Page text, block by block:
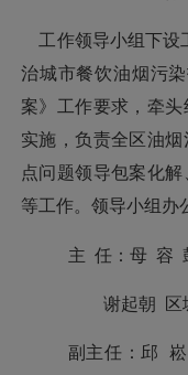
工作领导小组下设
治城市餐饮油烟污
案》工作要求，牵
实施，负责全区油
点问题领导包案化
等工作。领导小组办
主 任： 母 容
谢起朝 区
副主任： 邱 崧